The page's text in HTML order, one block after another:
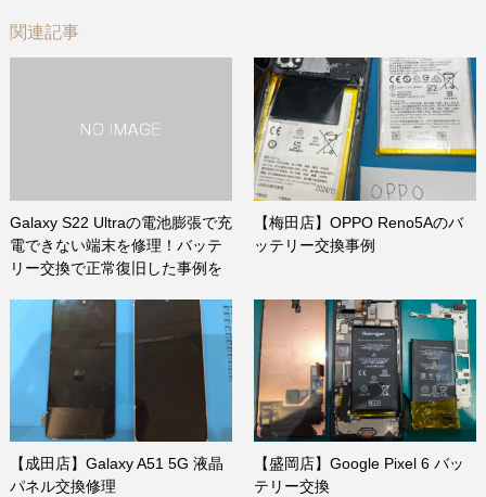
関連記事
Galaxy S22 Ultraの電池膨張で充
電できない端末を修理！バッテ
リー交換で正常復旧した事例を
【梅田店】OPPO Reno5Aのバ
ッテリー交換事例
【成田店】Galaxy A51 5G 液晶
パネル交換修理
【盛岡店】Google Pixel 6 バッ
テリー交換